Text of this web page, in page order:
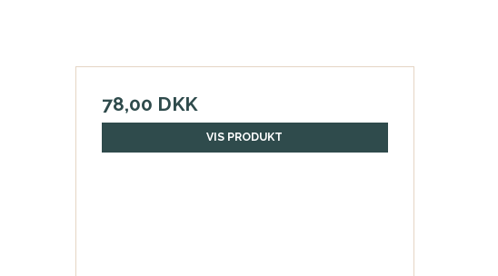
78,00 DKK
VIS PRODUKT